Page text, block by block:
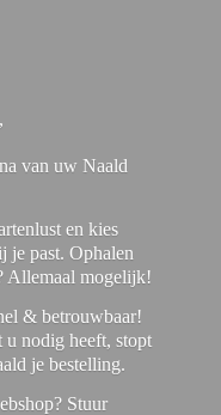
van uw Naald
en kies
je past. Ophalen
Allemaal mogelijk!
& betrouwbaar!
u nodig heeft, stopt
je bestelling.
Stuur